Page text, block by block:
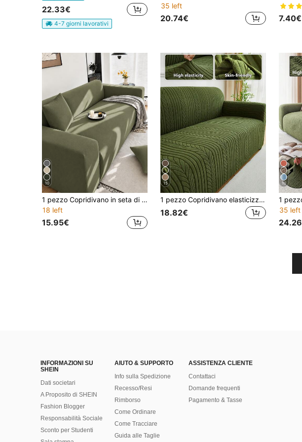
22.33€
4-7 giorni lavorativi
35 left
20.74€ 7.40€
10
1 pezzo Copridivano in seta di latte colore unito elasticizzato per tutte le stagioni con copertura completa + 1 pezzo Federa per cuscino coordinata senza imbottitura
18 left
15.95€
15
1 pezzo Copridivano elasticizzato jacquard, protettore per divano antiscivolo e rinforzato, adatto per soggiorno, camera da letto, esterno, a prova di animali domestici, copriseduta per divano a L e divani a 1/2/3/4 posti
18.82€
10
35 left
INFORMAZIONI SU
SHEIN
Dati societari
A Proposito di SHEIN
Fashion Blogger
Responsabilità Sociale
Sconto per Studenti
AIUTO & SUPPORTO
Info sulla Spedizione
Recesso/Resi
Rimborso
Come Ordinare
Come Tracciare
Guida alle Taglie
ASSISTENZA CLIENTE
Contattaci
Domande frequenti
Pagamento & Tasse